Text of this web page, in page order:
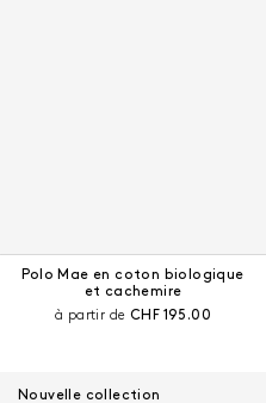
Polo Mae en coton biologique
et cachemire
à partir de Prix courant :
CHF 195.00
Nouvelle collection